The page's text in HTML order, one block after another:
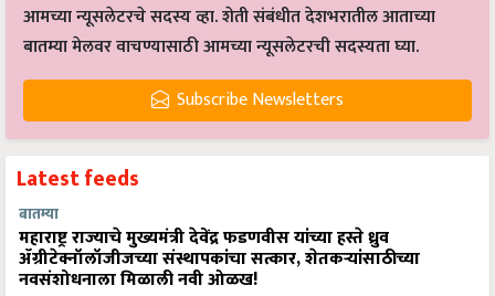
आमच्या न्यूसलेटरचे सदस्य व्हा. शेती संबंधीत देशभरातील आताच्या
बातम्या मेलवर वाचण्यासाठी आमच्या न्यूसलेटरची सदस्यता घ्या.
Subscribe Newsletters
Latest feeds
बातम्या
महाराष्ट्र राज्याचे मुख्यमंत्री देवेंद्र फडणवीस यांच्या हस्ते ध्रुव
ॲग्रीटेक्नॉलॉजीजच्या संस्थापकांचा सत्कार, शेतकऱ्यांसाठीच्या
नवसंशोधनाला मिळाली नवी ओळख!